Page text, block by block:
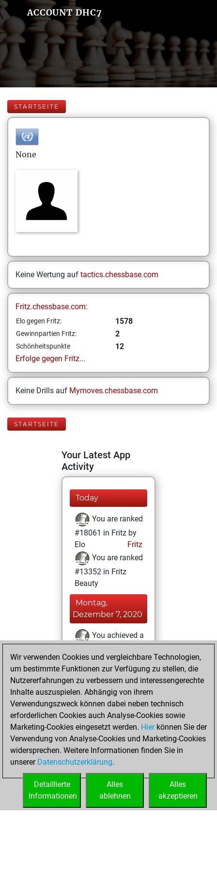
ACCOUNT DHC7
STARTSEITE
None
Keine Wertung auf tactics.chessbase.com
Fritz.chessbase.com:
Elo gegen Fritz: 1578
Gewinnpartien Fritz: 2
Schönheitspunkte
12
Erfolge gegen Fritz...
Keine Drills auf Mymoves.chessbase.com
STARTSEITE
Your Latest App
Activity
Today
You are ranked
#18061 in Fritz by
Elo
Fritz
You are ranked
#13352 in Fritz
Beauty
Montag,
Dezember 7, 2020
You achieved a
Fritz
You
achieved a new Elo
of 1578
Freitag,
Dezember 4, 2020
You won
against Fritz
Fritz
You created
your Fritz account
Wir verwenden Cookies und vergleichbare Technologien,
um bestimmte Funktionen zur Verfügung zu stellen, die
Nutzererfahrungen zu verbessern und interessengerechte
Inhalte auszuspielen. Abhängig von ihrem
Verwendungszweck können dabei neben technisch
erforderlichen Cookies auch Analyse-Cookies sowie
Marketing-Cookies eingesetzt werden. Hierkönnen Sie der
Verwendung von Analyse-Cookies und Marketing-Cookies
widersprechen. Weitere Informationen finden Sie in
unserer Datenschutzerklärung.
Alles
akzeptieren
Alles
ablehnen
Detaillierte
Informationen